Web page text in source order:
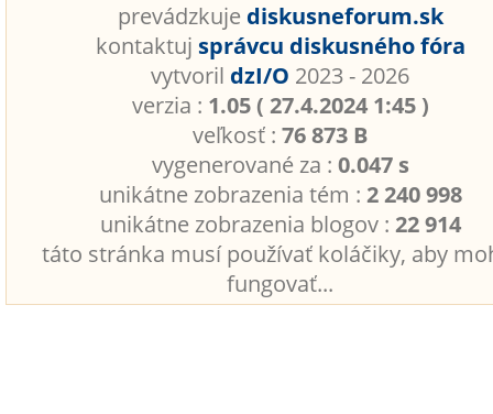
prevádzkuje diskusneforum.sk
kontaktuj správcu diskusného fóra
vytvoril dzI/O 2023 - 2026
verzia : 1.05 ( 27.4.2024 1:45 )
veľkosť :76 873 B
vygenerované za : 0.047 s
unikátne zobrazenia tém : 2 240 998
unikátne zobrazenia blogov : 22 914
táto stránka musí používať koláčiky, aby
fungovať...